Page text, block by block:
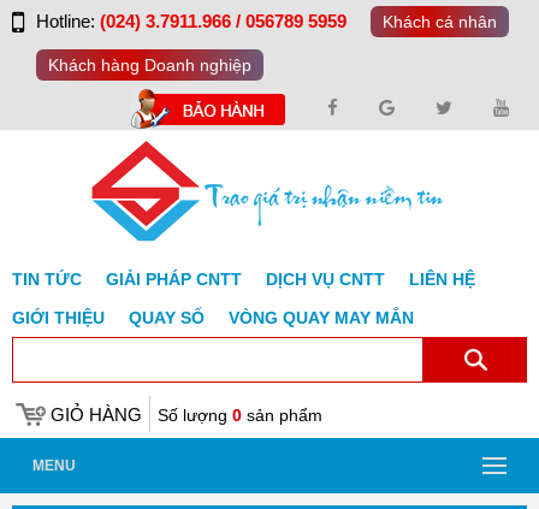
Hotline: (024) 3.7911.966 / 056789 5959 Khách cá nhân
Khách hàng Doanh nghiệp
TIN TỨC GIẢI PHÁP CNTT DỊCH VỤ CNTT
LIÊN HỆ
GIỚI THIỆU
QUAY SỐ VÒNG QUAY MAY MẮN
GIỎ HÀNG Số lượng 0 sản phẩm
MENU